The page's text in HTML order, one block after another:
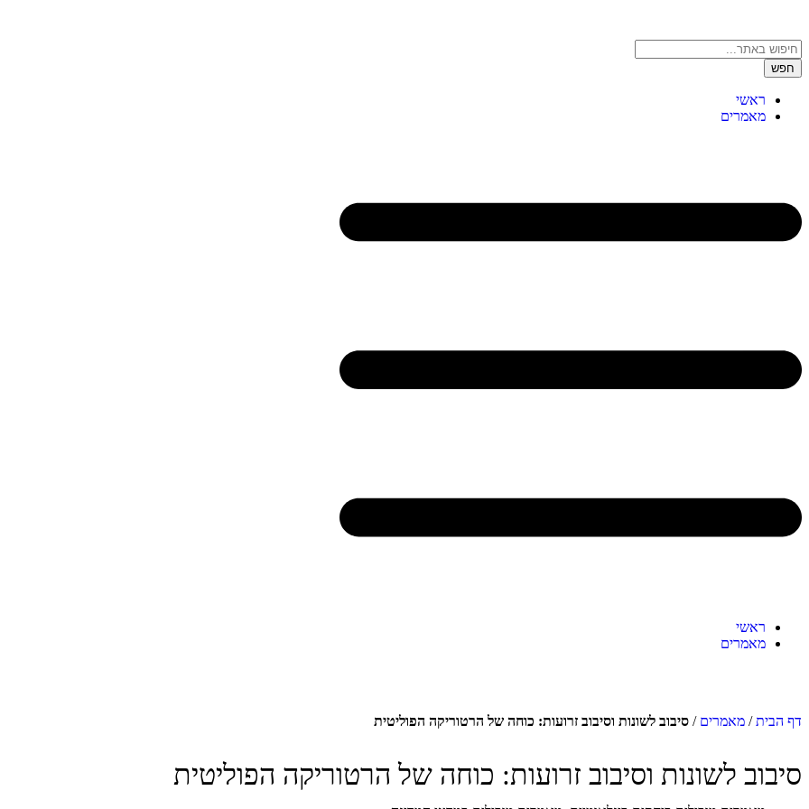
חפש
ראשי
מאמרים
ראשי
מאמרים
דף הבית/ מאמרים / סיבוב לשונות וסיבוב זרועות: כוחה של הרטוריקה הפוליטית
סיבוב לשונות וסיבוב זרועות: כוחה של הרטוריקה הפוליטית